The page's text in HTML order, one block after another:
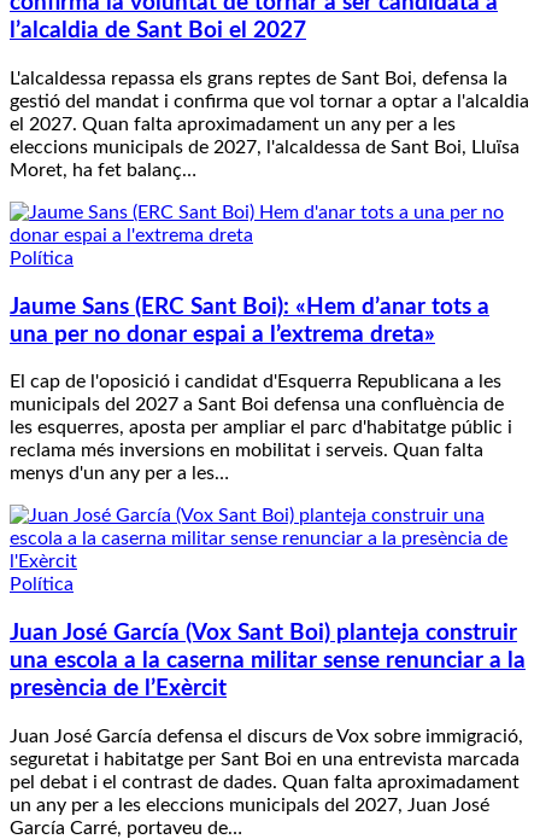
l’alcaldia de Sant Boi el 2027
L'alcaldessa repassa els grans reptes de Sant Boi, defensa la
gestió del mandat i confirma que vol tornar a optar a l'alcaldia
el 2027. Quan falta aproximadament un any per a les
eleccions municipals de 2027, l'alcaldessa de Sant Boi, Lluïsa
Moret, ha fet balanç…
Política
Jaume Sans (ERC Sant Boi): «Hem d’anar tots a
una per no donar espai a l’extrema dreta»
El cap de l'oposició i candidat d'Esquerra Republicana a les
municipals del 2027 a Sant Boi defensa una confluència de
les esquerres, aposta per ampliar el parc d'habitatge públic i
reclama més inversions en mobilitat i serveis. Quan falta
menys d'un any per a les…
Política
Juan José García (Vox Sant Boi) planteja construir
una escola a la caserna militar sense renunciar a la
presència de l’Exèrcit
Juan José García defensa el discurs de Vox sobre immigració,
seguretat i habitatge per Sant Boi en una entrevista marcada
pel debat i el contrast de dades. Quan falta aproximadament
un any per a les eleccions municipals del 2027, Juan José
García Carré, portaveu de…